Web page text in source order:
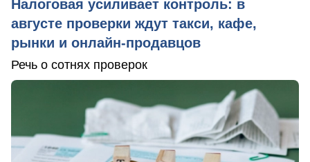
Налоговая усиливает контроль: в
августе проверки ждут такси, кафе,
рынки и онлайн-продавцов
Речь о сотнях проверок